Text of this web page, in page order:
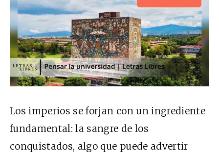
Los imperios se forjan con un ingrediente
fundamental: la sangre de los
conquistados, algo que puede advertir